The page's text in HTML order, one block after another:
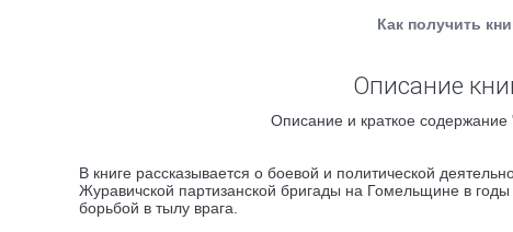
Как получить
Описание
Описание и краткое содержание
В книге рассказывается о боевой и политической
Журавичской партизанской бригады на Гомельщине в
борьбой в тылу врага.